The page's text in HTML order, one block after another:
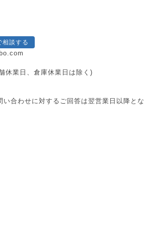
相談する
業日、倉庫休業日は除く)
合わせに対するご回答は翌営業日以降とな